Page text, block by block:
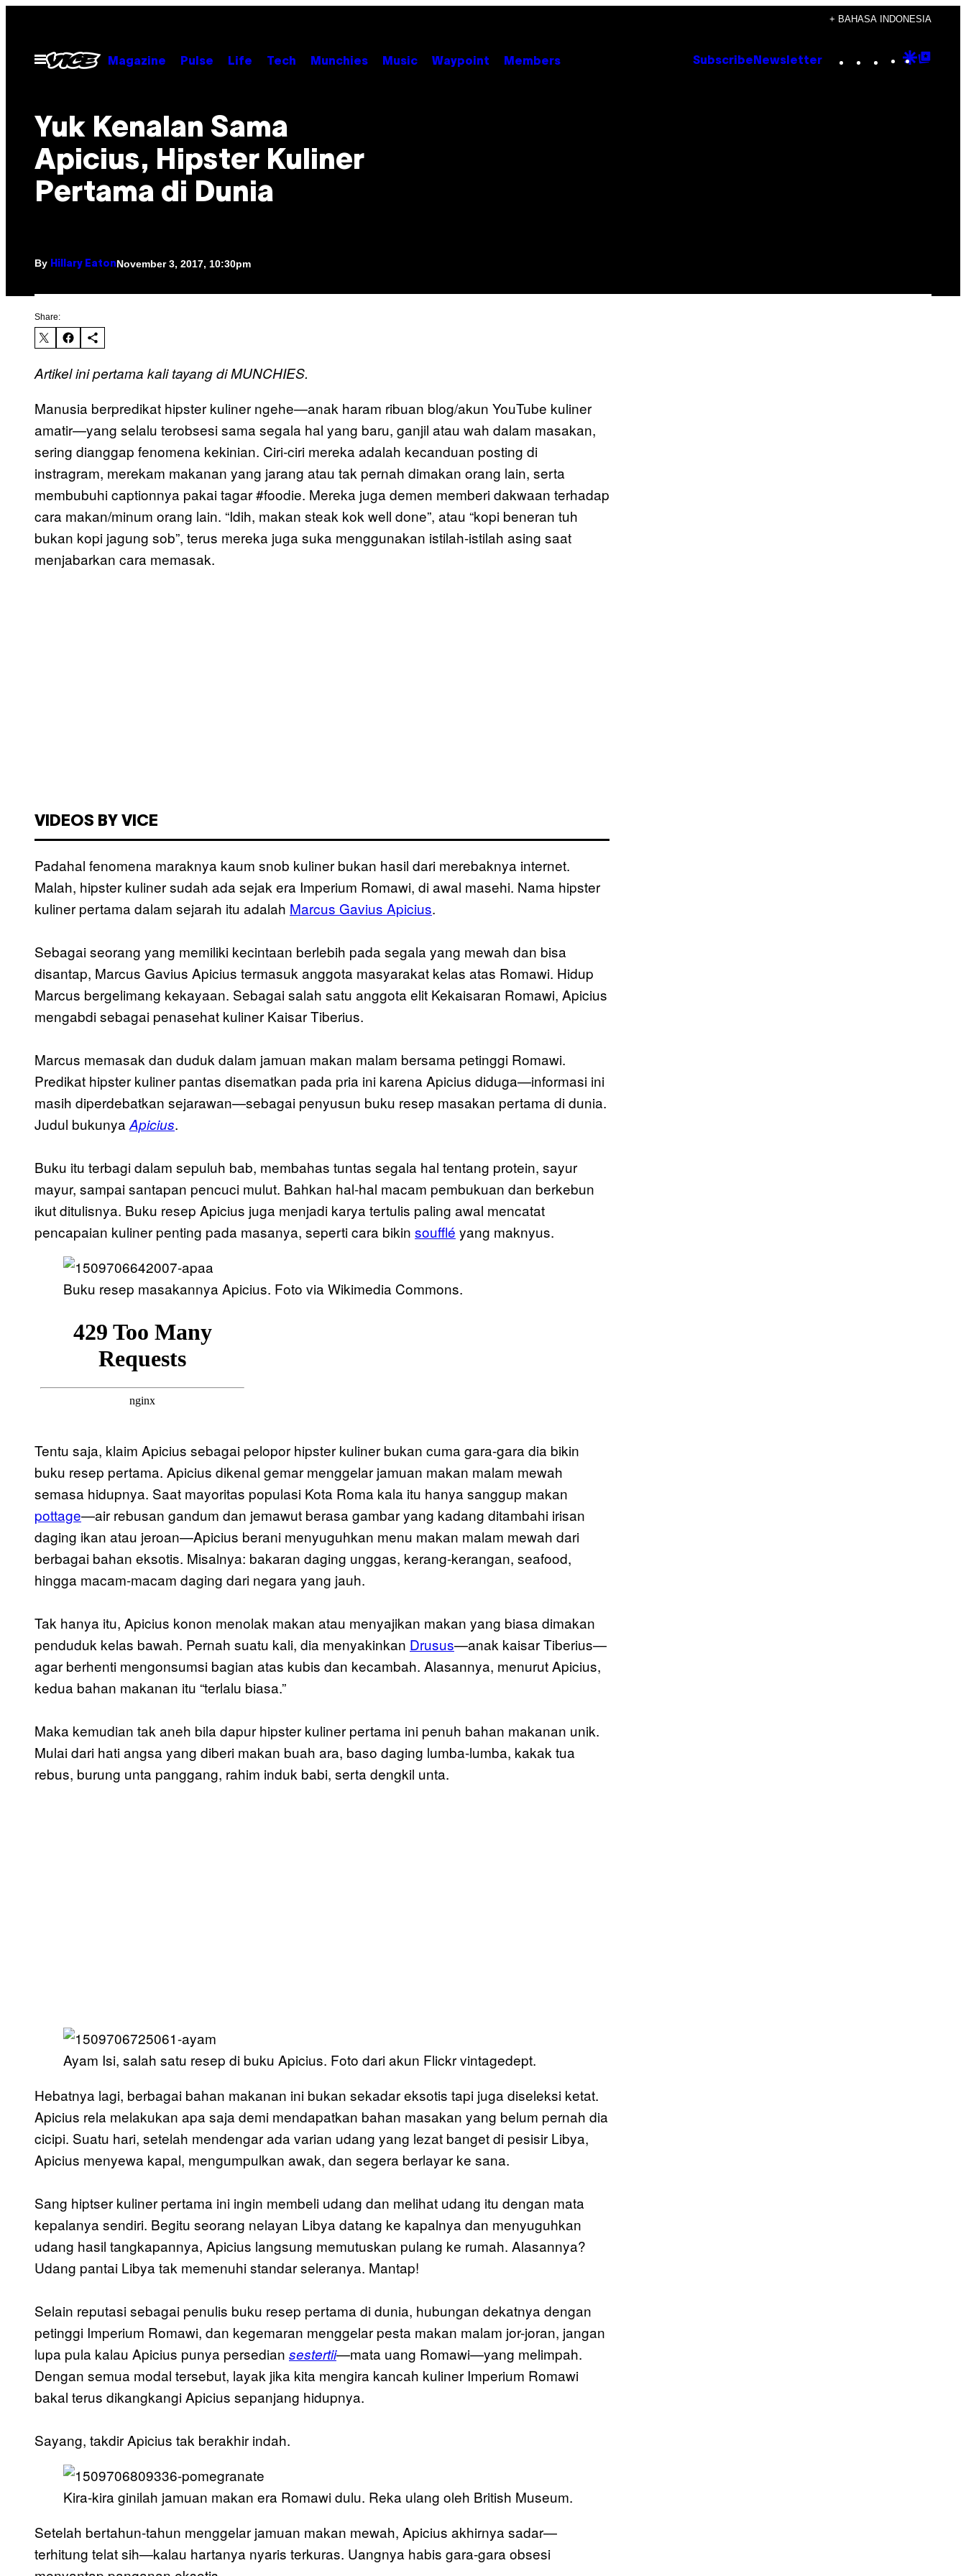
content
+ BAHASA INDONESIA
Open
Menu
Magazine Pulse Life Tech Munchies Music Waypoint Members Subscribe Newsletter Instagram
TikTok
YouTube
Google
Yuk Kenalan Sama
Apicius, Hipster Kuliner
Pertama di Dunia
By Hillary EatonNovember 3, 2017, 10:30pm
Share:
Artikel ini pertama kali tayang di MUNCHIES.
Manusia berpredikat hipster kuliner ngehe—anak haram ribuan blog/akun YouTube kuliner
amatir—yang selalu terobsesi sama segala hal yang baru, ganjil atau wah dalam masakan,
sering dianggap fenomena kekinian. Ciri-ciri mereka adalah kecanduan posting di
instragram, merekam makanan yang jarang atau tak pernah dimakan orang lain, serta
membubuhi captionnya pakai tagar #foodie. Mereka juga demen memberi dakwaan terhadap
cara makan/minum orang lain. “Idih, makan steak kok well done”, atau “kopi beneran tuh
bukan kopi jagung sob”, terus mereka juga suka menggunakan istilah-istilah asing saat
menjabarkan cara memasak.
VIDEOS BY VICE
Padahal fenomena maraknya kaum snob kuliner bukan hasil dari merebaknya internet.
Malah, hipster kuliner sudah ada sejak era Imperium Romawi, di awal masehi. Nama hipster
kuliner pertama dalam sejarah itu adalah Marcus Gavius Apicius.
Sebagai seorang yang memiliki kecintaan berlebih pada segala yang mewah dan bisa
disantap, Marcus Gavius Apicius termasuk anggota masyarakat kelas atas Romawi. Hidup
Marcus bergelimang kekayaan. Sebagai salah satu anggota elit Kekaisaran Romawi, Apicius
mengabdi sebagai penasehat kuliner Kaisar Tiberius.
Marcus memasak dan duduk dalam jamuan makan malam bersama petinggi Romawi.
Predikat hipster kuliner pantas disematkan pada pria ini karena Apicius diduga—informasi ini
masih diperdebatkan sejarawan—sebagai penyusun buku resep masakan pertama di dunia.
Judul bukunya Apicius.
Buku itu terbagi dalam sepuluh bab, membahas tuntas segala hal tentang protein, sayur
mayur, sampai santapan pencuci mulut. Bahkan hal-hal macam pembukuan dan berkebun
ikut ditulisnya. Buku resep Apicius juga menjadi karya tertulis paling awal mencatat
pencapaian kuliner penting pada masanya, seperti cara bikin soufflé yang maknyus.
Buku resep masakannya Apicius. Foto via Wikimedia Commons.
Tentu saja, klaim Apicius sebagai pelopor hipster kuliner bukan cuma gara-gara dia bikin
buku resep pertama. Apicius dikenal gemar menggelar jamuan makan malam mewah
semasa hidupnya. Saat mayoritas populasi Kota Roma kala itu hanya sanggup makan
pottage—air rebusan gandum dan jemawut berasa gambar yang kadang ditambahi irisan
daging ikan atau jeroan—Apicius berani menyuguhkan menu makan malam mewah dari
berbagai bahan eksotis. Misalnya: bakaran daging unggas, kerang-kerangan, seafood,
hingga macam-macam daging dari negara yang jauh.
Tak hanya itu, Apicius konon menolak makan atau menyajikan makan yang biasa dimakan
penduduk kelas bawah. Pernah suatu kali, dia menyakinkan Drusus—anak kaisar Tiberius—
agar berhenti mengonsumsi bagian atas kubis dan kecambah. Alasannya, menurut Apicius,
kedua bahan makanan itu “terlalu biasa.”
Maka kemudian tak aneh bila dapur hipster kuliner pertama ini penuh bahan makanan unik.
Mulai dari hati angsa yang diberi makan buah ara, baso daging lumba-lumba, kakak tua
rebus, burung unta panggang, rahim induk babi, serta dengkil unta.
Ayam Isi, salah satu resep di buku Apicius. Foto dari akun Flickr vintagedept.
Hebatnya lagi, berbagai bahan makanan ini bukan sekadar eksotis tapi juga diseleksi ketat.
Apicius rela melakukan apa saja demi mendapatkan bahan masakan yang belum pernah dia
cicipi. Suatu hari, setelah mendengar ada varian udang yang lezat banget di pesisir Libya,
Apicius menyewa kapal, mengumpulkan awak, dan segera berlayar ke sana.
Sang hiptser kuliner pertama ini ingin membeli udang dan melihat udang itu dengan mata
kepalanya sendiri. Begitu seorang nelayan Libya datang ke kapalnya dan menyuguhkan
udang hasil tangkapannya, Apicius langsung memutuskan pulang ke rumah. Alasannya?
Udang pantai Libya tak memenuhi standar seleranya. Mantap!
Selain reputasi sebagai penulis buku resep pertama di dunia, hubungan dekatnya dengan
petinggi Imperium Romawi, dan kegemaran menggelar pesta makan malam jor-joran, jangan
lupa pula kalau Apicius punya persedian sestertii—mata uang Romawi—yang melimpah.
Dengan semua modal tersebut, layak jika kita mengira kancah kuliner Imperium Romawi
bakal terus dikangkangi Apicius sepanjang hidupnya.
Sayang, takdir Apicius tak berakhir indah.
Kira-kira ginilah jamuan makan era Romawi dulu. Reka ulang oleh British Museum.
Setelah bertahun-tahun menggelar jamuan makan mewah, Apicius akhirnya sadar—
terhitung telat sih—kalau hartanya nyaris terkuras. Uangnya habis gara-gara obsesi